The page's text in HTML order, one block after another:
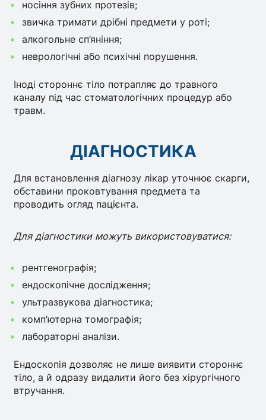
носіння зубних протезів;
звичка тримати дрібні предмети у роті;
алкогольне сп’яніння;
неврологічні або психічні порушення.
Іноді стороннє тіло потрапляє до травного
каналу під час стоматологічних процедур або
травм.
ДІАГНОСТИКА
Для встановлення діагнозу лікар уточнює скарги,
обставини проковтування предмета та
проводить огляд пацієнта.
Для діагностики можуть використовуватися:
рентгенографія;
ендоскопічне дослідження;
ультразвукова діагностика;
комп’ютерна томографія;
лабораторні аналізи.
Ендоскопія дозволяє не лише виявити стороннє
тіло, а й одразу видалити його без хірургічного
втручання.